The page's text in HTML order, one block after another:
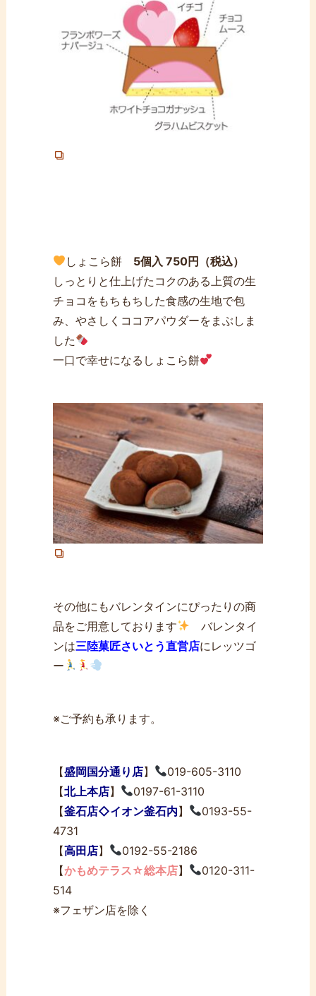
しょこら餅 5個入 750円（税込）
しっとりと仕上げたコクのある上質の生
チョコをもちもちした食感の生地で包
み、やさしくココアパウダーをまぶしま
した
一口で幸せになるしょこら餅
その他にもバレンタインにぴったりの商
品をご用意しております
バレンタイ
ンは三陸菓匠さいとう直営店にレッツゴ
ー
※ご予約も承ります。
【盛岡国分通り店】
019-605-3110
【北上本店】
0197-61-3110
【釜石店◇イオン釜石内】
0193-55-
4731
【高田店】
0192-55-2186
【かもめテラス☆総本店】
0120-311-
514
※フェザン店を除く